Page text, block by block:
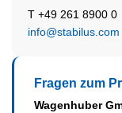
T +49 261 8900 0
info@stabilus.com
Fragen zum
Wagenhuber